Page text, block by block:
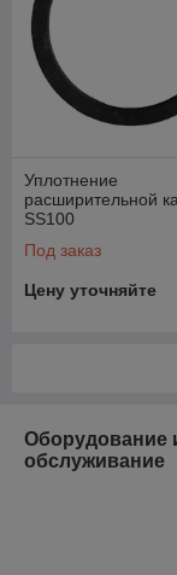
Уплотнение
расширительной
SS100
Под заказ
Цену уточняйте
Оборудование
обслуживание